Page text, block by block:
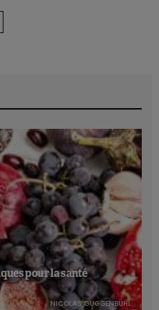
pour la santé
NICOLAS GUGGENBÜHL